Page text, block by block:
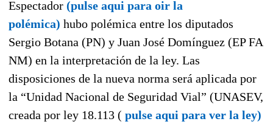
Espectador (pulse aqui para oir la
polémica) hubo polémica entre los diputados
Sergio Botana (PN) y Juan José Domínguez (EP FA
NM) en la interpretación de la ley. Las
disposiciones de la nueva norma será aplicada por
la “Unidad Nacional de Seguridad Vial” (UNASEV,
creada por ley 18.113 ( pulse aqui para ver la ley)